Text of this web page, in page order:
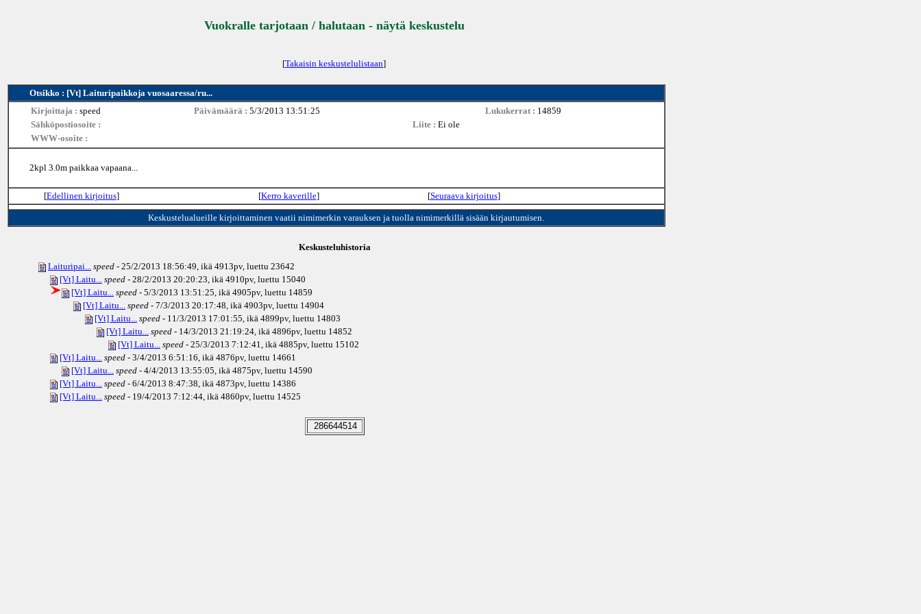
Vuokralle tarjotaan / halutaan - näytä keskustelu
[Takaisin keskustelulistaan]
Otsikko : [Vt] Laituripaikkoja vuosaaressa/ru...
Kirjoittaja : speed Päivämäärä : 5/3/2013 13:51:25 Lukukerrat : 14859
Sähköpostiosoite :
Liite : Ei ole
WWW-osoite :
2kpl 3.0m paikkaa vapaana...
[Edellinen kirjoitus] [Kerro kaverille] [Seuraava kirjoitus]
Keskustelualueille kirjoittaminen vaatii nimimerkin varauksen ja tuolla nimimerkillä sisään kirjautumisen.
Keskusteluhistoria
Laituripai... speed - 25/2/2013 18:56:49, ikä 4913pv, luettu 23642
[Vt] Laitu... speed - 28/2/2013 20:20:23, ikä 4910pv, luettu 15040
[Vt] Laitu... speed - 5/3/2013 13:51:25, ikä 4905pv, luettu 14859
[Vt] Laitu... speed - 7/3/2013 20:17:48, ikä 4903pv, luettu 14904
[Vt] Laitu... speed - 11/3/2013 17:01:55, ikä 4899pv, luettu 14803
[Vt] Laitu... speed - 14/3/2013 21:19:24, ikä 4896pv, luettu 14852
[Vt] Laitu... speed - 25/3/2013 7:12:41, ikä 4885pv, luettu 15102
[Vt] Laitu... speed - 3/4/2013 6:51:16, ikä 4876pv, luettu 14661
[Vt] Laitu... speed - 4/4/2013 13:55:05, ikä 4875pv, luettu 14590
[Vt] Laitu... speed - 6/4/2013 8:47:38, ikä 4873pv, luettu 14386
[Vt] Laitu... speed - 19/4/2013 7:12:44, ikä 4860pv, luettu 14525
286644514